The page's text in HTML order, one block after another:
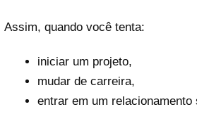
Assim, quando você tenta:
iniciar um projeto,
mudar de carreira,
entrar em um relacionamento